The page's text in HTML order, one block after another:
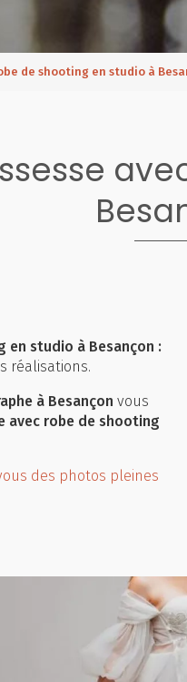
de shooting en studio à
studio à Besançon :
réalisations.
à Besançon vous
avec robe de shooting
des photos pleines